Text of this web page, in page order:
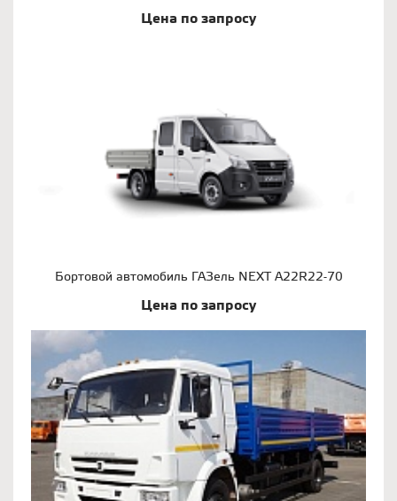
Цена по запросу
Бортовой автомобиль ГАЗель NEXT A22R22-70
Цена по запросу